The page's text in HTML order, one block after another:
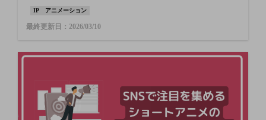
IP アニメーション
最終更新日：2026/03/10